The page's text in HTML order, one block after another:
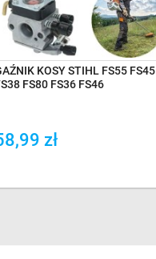
KOSY STIHL FS55 FS45
FS80 FS36 FS46
zł